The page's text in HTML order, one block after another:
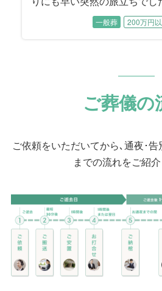
仲間たちに慕われていた故人
ど不器用で、影日向なく努力
です。 ご急逝される前日ま
から体調がすぐれないのを押
議にご参加された故人様。ご
は現場検証の立ち合いからお
した。
一般葬 200万円
ご葬儀の
ご依頼をいただいてから､通夜･
までの流れをご紹介